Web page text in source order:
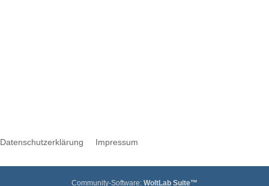
Datenschutzerklärung Impressum
Community-Software: WoltLab Suite™